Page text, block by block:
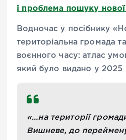
і проблема пошуку нової
Водночас у посібнику
територіальна громада
воєнного часу: атлас
який було видано у 2025
«…на території
Вишневе, до